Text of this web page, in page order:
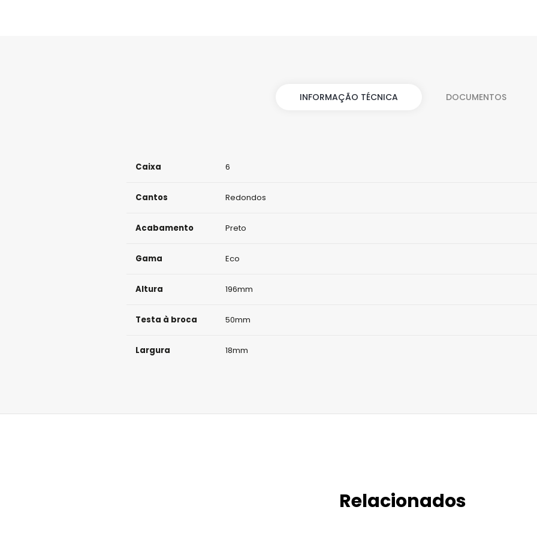
INFORMAÇÃO TÉCNICA DOCUMENTOS
Caixa 6
Cantos Redondos
Acabamento Preto
Gama Eco
Altura 196mm
Testa à broca 50mm
Largura 18mm
Relacionados